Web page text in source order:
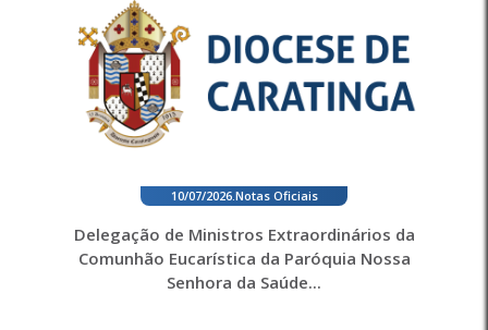
10/07/2026. Notas Oficiais
Delegação de Ministros Extraordinários da
Comunhão Eucarística da Paróquia Nossa
Senhora da Saúde...